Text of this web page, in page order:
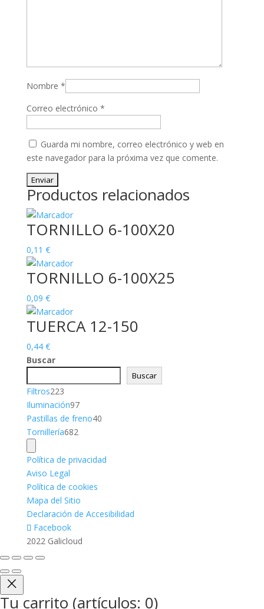
Nombre *
Correo electrónico *
Guarda mi nombre, correo electrónico y web en
este navegador para la próxima vez que comente.
Productos relacionados
TORNILLO 6-100X20
0,11 €
TORNILLO 6-100X25
0,09 €
TUERCA 12-150
0,44 €
Buscar
Buscar
Filtros223223
productos
Iluminación9797
productos
Pastillas de freno4040
Tornillería682682
Política de privacidad
Aviso Legal
Política de cookies
Mapa del Sitio
Declaración de Accesibilidad
Facebook
2022 Galicloud
Tu carrito (artículos: 0)